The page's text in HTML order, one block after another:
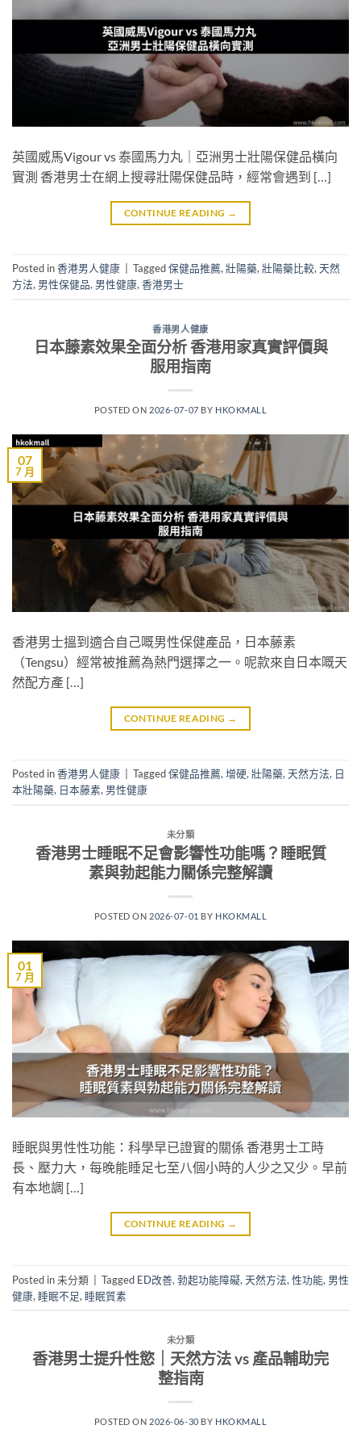
英國威馬Vigour vs 泰國馬力丸｜亞洲男士壯陽保健品橫向
實測 香港男士在網上搜尋壯陽保健品時，經常會遇到 […]
CONTINUE READING →
Posted in香港男人健康 Tagged保健品推薦, 壯陽藥, 壯陽藥比較, 天然
方法, 男性保健品, 男性健康, 香港男士
香港男人健康
日本藤素效果全面分析 香港用家真實評價與
服用指南
POSTED ON 2026-07-07 BY HKOKMALL
07
7 月
香港男士搵到適合自己嘅男性保健產品，日本藤素
（Tengsu）經常被推薦為熱門選擇之一。呢款來自日本嘅天
然配方產 […]
CONTINUE READING →
Posted in香港男人健康 Tagged保健品推薦,增硬,壯陽藥,天然方法, 日
本壯陽藥, 日本藤素, 男性健康
未分類
香港男士睡眠不足會影響性功能嗎？睡眠質
素與勃起能力關係完整解讀
POSTED ON 2026-07-01 BY HKOKMALL
01
7 月
睡眠與男性性功能：科學早已證實的關係 香港男士工時
長、壓力大，每晚能睡足七至八個小時的人少之又少。早前
有本地調 […]
CONTINUE READING →
Posted in 未分類 Tagged ED改善, 勃起功能障礙, 天然方法, 性功能, 男性
健康, 睡眠不足, 睡眠質素
未分類
香港男士提升性慾｜天然方法 vs 產品輔助完
整指南
POSTED ON 2026-06-30 BY HKOKMALL